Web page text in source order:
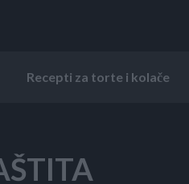
Recepti za torte i kolače